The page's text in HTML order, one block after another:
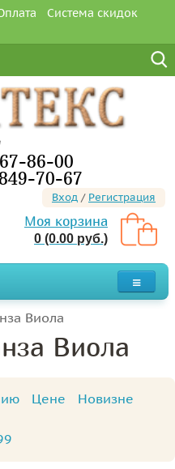
Система скидок
86-00
70-67
Вход / Регистрация
Моя корзина
0 (0.00 руб.)
Виола
Виола
Цене Новизне